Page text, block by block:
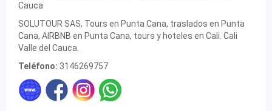
Cauca
SOLUTOUR SAS, Tours en Punta Cana, traslados en Punta
Cana, AIRBNB en Punta Cana, tours y hoteles en Cali. Cali
Valle del Cauca.
Teléfono: 3146269757